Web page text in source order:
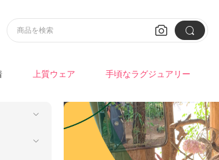
 
商品を検索
上質ウェア 手頃なラグジュアリー